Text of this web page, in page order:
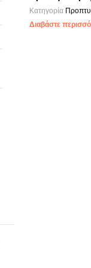
Κατηγορία
Διαβάστε